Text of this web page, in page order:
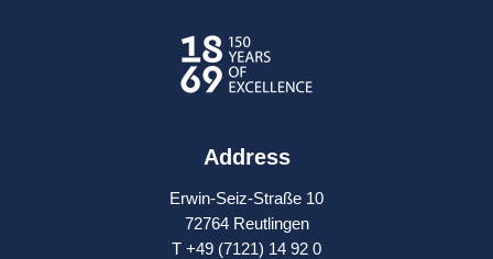
Address
Erwin-Seiz-Straße 10
72764 Reutlingen
T +49 (7121) 14 92 0